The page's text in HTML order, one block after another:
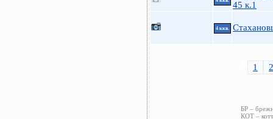
45 к.1
4 ккв.
1 2
БР –
КОТ –